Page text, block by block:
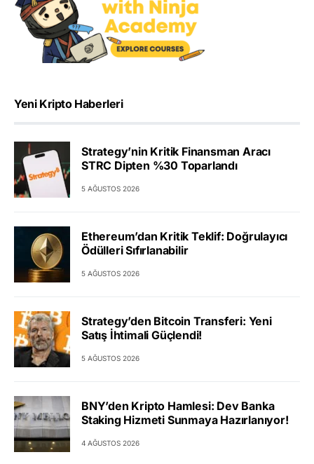
Yeni Kripto Haberleri
Strategy’nin Kritik Finansman Aracı
STRC Dipten %30 Toparlandı
5 AĞUSTOS 2026
Ethereum’dan Kritik Teklif: Doğrulayıcı
Ödülleri Sıfırlanabilir
5 AĞUSTOS 2026
Strategy’den Bitcoin Transferi: Yeni
Satış İhtimali Güçlendi!
5 AĞUSTOS 2026
BNY’den Kripto Hamlesi: Dev Banka
Staking Hizmeti Sunmaya Hazırlanıyor!
4 AĞUSTOS 2026